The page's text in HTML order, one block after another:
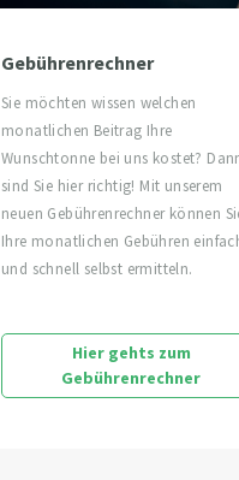
Gebührenrechner
Sie möchten wissen welchen
monatlichen Beitrag Ihre
Wunschtonne bei uns kostet?
sind Sie hier richtig! Mit unserem
neuen Gebührenrechner können
Ihre monatlichen Gebühren
und schnell selbst ermitteln.
Hier gehts zum
Gebührenrechner